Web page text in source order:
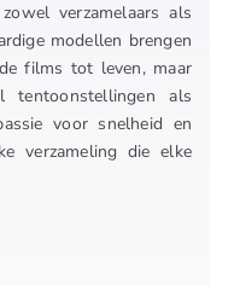
verzamelaars als
modellen brengen
films tot leven, maar
als
voor snelheid en
verzameling die elke